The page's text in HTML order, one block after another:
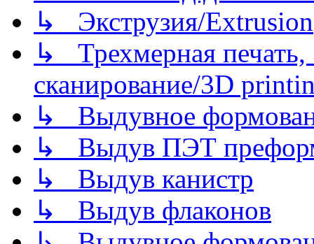
↳ Экструзия/Extrusion
↳ Трехмерная
сканирование/3D
↳ Выдувное
↳ Выдув ПЭТ
↳ Выдув канистр
↳ Выдув флаконов